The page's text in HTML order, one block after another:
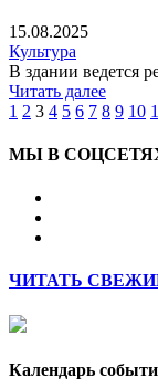
15.08.2025
Культура
В здании ведется
Читать далее
1 2 3 4 5 6 7 8 9 10
МЫ В
ЧИТАТЬ
Календарь